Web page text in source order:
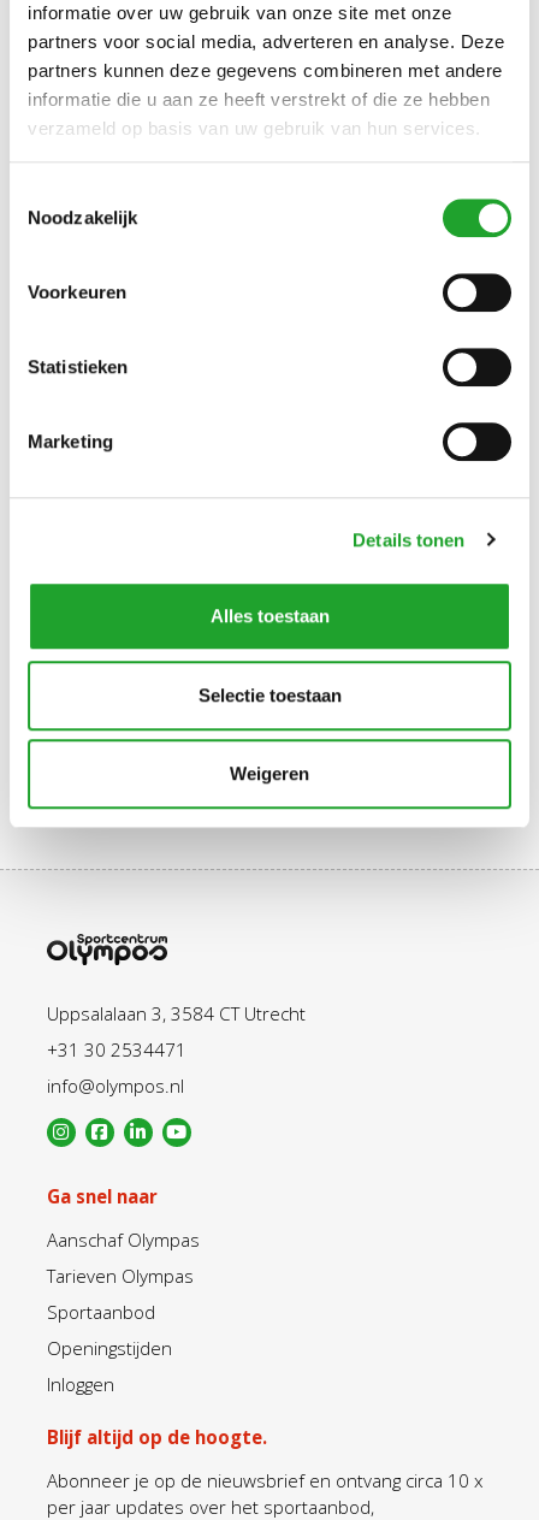
informatie over uw gebruik van onze site met onze
partners voor social media, adverteren en analyse. Deze
partners kunnen deze gegevens combineren met andere
informatie die u aan ze heeft verstrekt of die ze hebben
verzameld op basis van uw gebruik van hun services.
Noodzakelijk
Voorkeuren
Statistieken
Marketing
Details tonen
Alles toestaan
Selectie toestaan
Weigeren
De tarieven van de OlymPas en hoe je de OlymPas
aanschaft verschilt per tariefcategorie.Klik hier om te
bekijken welk tarief voor jou van toepassing is.
Koop hier je OlymPas
Lid (worden) van een studentensportvereniging
Als je lid bent/wordt van een SSV:
vereniging.
is een OlymPas of verenigingsabonnement die
dien je je gratis bij Olympos te registreren als SSV-lid.
NIEUW LID VAN EEN SSV
VERENIGINGSABONNEMENT
Uppsalalaan 3, 3584 CT Utrecht
+31 30 2534471
info@olympos.nl
Ga snel naar
Aanschaf Olympas
Tarieven Olympas
Sportaanbod
Openingstijden
Inloggen
Blijf altijd op de hoogte.
Abonneer je op de nieuwsbrief en ontvang circa 10 x
per jaar updates over het sportaanbod,